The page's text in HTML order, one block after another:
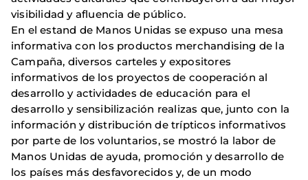
visibilidad y afluencia de público.
En el estand de Manos Unidas se expuso una mesa
informativa con los productos merchandising de la
Campaña, diversos carteles y expositores
informativos de los proyectos de cooperación al
desarrollo y actividades de educación para el
desarrollo y sensibilización realizas que, junto con la
información y distribución de trípticos informativos
por parte de los voluntarios, se mostró la labor de
Manos Unidas de ayuda, promoción y desarrollo de
los países más desfavorecidos y, de un modo